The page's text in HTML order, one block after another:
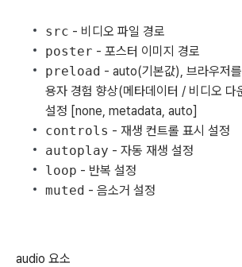
src - 비디오 파일 경로
poster - 포스터 이미지 경로
preload - auto(기본값), 브라우저
용자 경험 향상(메타데이터 / 비디오 다
설정 [none, metadata, auto]
controls - 재생 컨트롤 표시 설정
autoplay - 자동 재생 설정
loop - 반복 설정
muted - 음소거 설정
audio 요소